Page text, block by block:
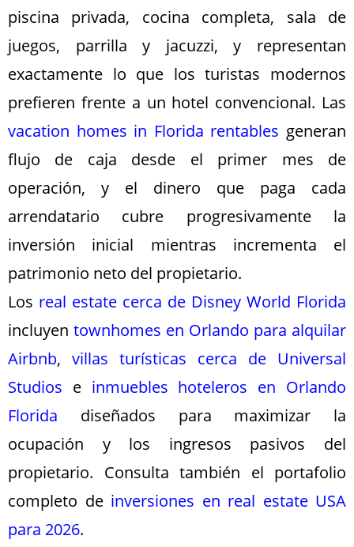
piscina privada, cocina completa, sala de
juegos, parrilla y jacuzzi, y representan
exactamente lo que los turistas modernos
prefieren frente a un hotel convencional. Las
vacation homes in Florida rentables generan
flujo de caja desde el primer mes de
operación, y el dinero que paga cada
arrendatario cubre progresivamente la
inversión inicial mientras incrementa el
patrimonio neto del propietario.
Los real estate cerca de Disney World Florida
incluyen townhomes en Orlando para alquilar
Airbnb, villas turísticas cerca de Universal
Studios e inmuebles hoteleros en Orlando
Florida diseñados para maximizar la
ocupación y los ingresos pasivos del
propietario. Consulta también el portafolio
completo de inversiones en real estate USA
para 2026.